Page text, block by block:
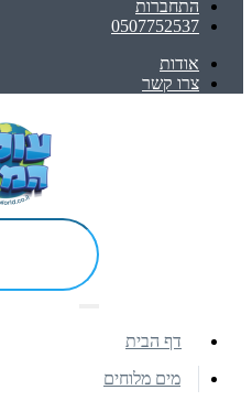
התחברות
0507752537
אודות
צרו קשר
דף הבית
מים מלוחים